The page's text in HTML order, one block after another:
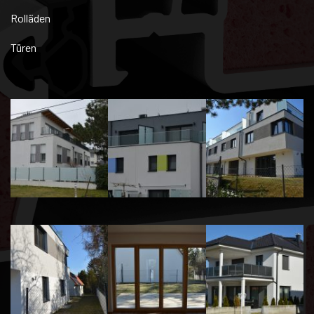
Rolläden
Türen